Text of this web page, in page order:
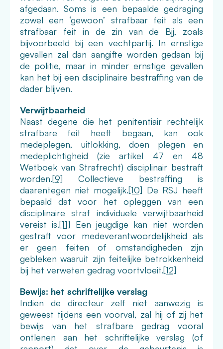
afgedaan. Soms is een bepaalde gedraging
zowel een ‘gewoon’ strafbaar feit als een
strafbaar feit in de zin van de Bjj, zoals
bijvoorbeeld bij een vechtpartij. In ernstige
gevallen zal dan aangifte worden gedaan bij
de politie, maar in minder ernstige gevallen
kan het bij een disciplinaire bestraffing van de
dader blijven.
Verwijtbaarheid
Naast degene die het penitentiair rechtelijk
strafbare feit heeft begaan, kan ook
medeplegen, uitlokking, doen plegen en
medeplichtigheid (zie artikel 47 en 48
Wetboek van Strafrecht) disciplinair bestraft
worden.[9] Collectieve bestraffing is
daarentegen niet mogelijk.[10] De RSJ heeft
bepaald dat voor het opleggen van een
disciplinaire straf individuele verwijtbaarheid
vereist is.[11] Een jeugdige kan niet worden
gestraft voor medeverantwoordelijkheid als
er geen feiten of omstandigheden zijn
gebleken waaruit zijn feitelijke betrokkenheid
bij het verweten gedrag voortvloeit.[12]
Bewijs: het schriftelijke verslag
Indien de directeur zelf niet aanwezig is
geweest tijdens een voorval, zal hij of zij het
bewijs van het strafbare gedrag vooral
ontlenen aan het schriftelijke verslag (of